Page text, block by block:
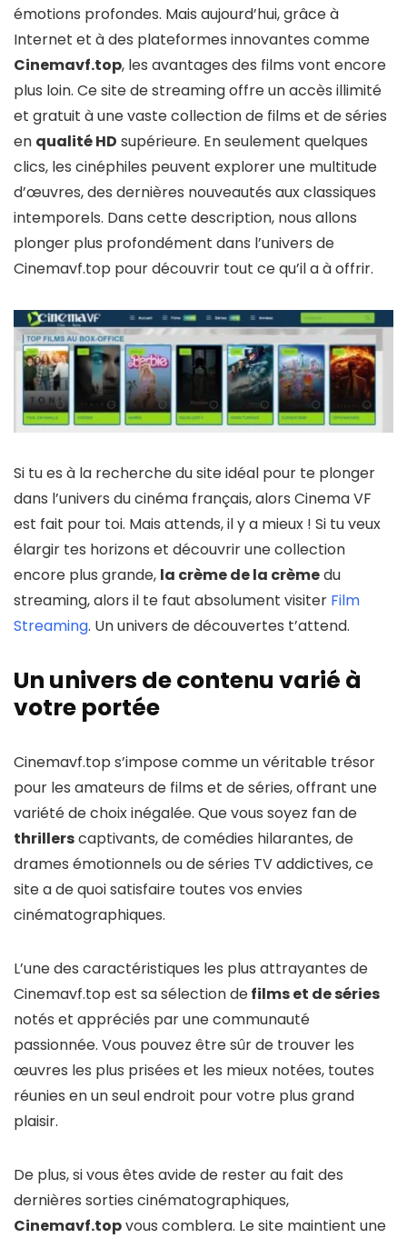
émotions profondes. Mais aujourd’hui, grâce à
Internet et à des plateformes innovantes comme
Cinemavf.top, les avantages des films vont encore
plus loin. Ce site de streaming offre un accès illimité
et gratuit à une vaste collection de films et de séries
en qualité HD supérieure. En seulement quelques
clics, les cinéphiles peuvent explorer une multitude
d’œuvres, des dernières nouveautés aux classiques
intemporels. Dans cette description, nous allons
plonger plus profondément dans l’univers de
Cinemavf.top pour découvrir tout ce qu’il a à offrir.
Si tu es à la recherche du site idéal pour te plonger
dans l’univers du cinéma français, alors Cinema VF
est fait pour toi. Mais attends, il y a mieux ! Si tu veux
élargir tes horizons et découvrir une collection
encore plus grande, la crème de la crèmedu
streaming, alors il te faut absolument visiter Film
Streaming. Un univers de découvertes t’attend.
Un univers de contenu varié à
votre portée
Cinemavf.top s’impose comme un véritable trésor
pour les amateurs de films et de séries, offrant une
variété de choix inégalée. Que vous soyez fan de
thrillerscaptivants, de comédies hilarantes, de
drames émotionnels ou de séries TV addictives, ce
site a de quoi satisfaire toutes vos envies
cinématographiques.
L’une des caractéristiques les plus attrayantes de
Cinemavf.top est sa sélection defilms et de séries
notés et appréciés par une communauté
passionnée. Vous pouvez être sûr de trouver les
œuvres les plus prisées et les mieux notées, toutes
réunies en un seul endroit pour votre plus grand
plaisir.
De plus, si vous êtes avide de rester au fait des
dernières sorties cinématographiques,
Cinemavf.topvous comblera. Le site maintient une